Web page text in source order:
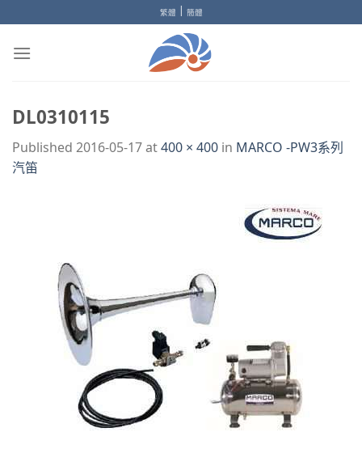
to
content
繁體 | 簡體
DL0310115
Published 2016-05-17at400 × 400 in MARCO -PW3系列
汽笛